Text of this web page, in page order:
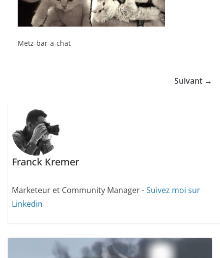
Metz-bar-a-chat
Suivant →
Franck Kremer
Marketeur et Community Manager -Suivez moi sur
Linkedin